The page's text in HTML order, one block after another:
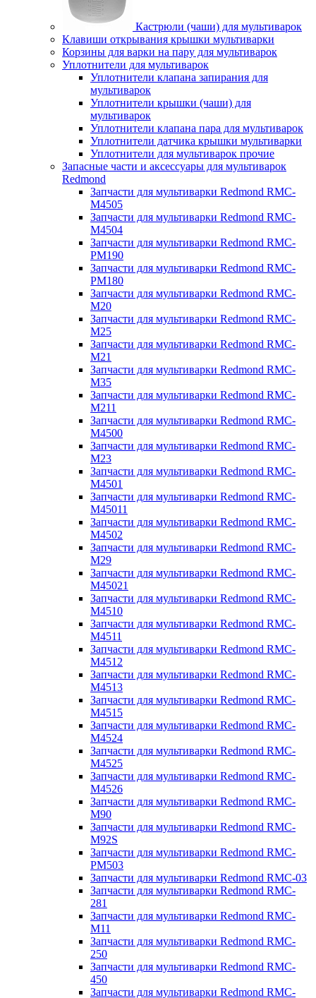
Кастрюли (чаши) для мультиварок
Клавиши открывания крышки мультиварки
Корзины для варки на пару для мультиварок
Уплотнители для мультиварок
Уплотнители клапана запирания для
мультиварок
Уплотнители крышки (чаши) для
мультиварок
Уплотнители клапана пара для мультиварок
Уплотнители датчика крышки мультиварки
Уплотнители для мультиварок прочие
Запасные части и аксессуары для мультиварок
Redmond
Запчасти для мультиварки Redmond RMC-
M4505
Запчасти для мультиварки Redmond RMC-
M4504
Запчасти для мультиварки Redmond RMC-
PM190
Запчасти для мультиварки Redmond RMC-
PM180
Запчасти для мультиварки Redmond RMC-
M20
Запчасти для мультиварки Redmond RMC-
M25
Запчасти для мультиварки Redmond RMC-
M21
Запчасти для мультиварки Redmond RMC-
M35
Запчасти для мультиварки Redmond RMC-
M211
Запчасти для мультиварки Redmond RMC-
M4500
Запчасти для мультиварки Redmond RMC-
M23
Запчасти для мультиварки Redmond RMC-
M4501
Запчасти для мультиварки Redmond RMC-
M45011
Запчасти для мультиварки Redmond RMC-
M4502
Запчасти для мультиварки Redmond RMC-
M29
Запчасти для мультиварки Redmond RMC-
M45021
Запчасти для мультиварки Redmond RMC-
M4510
Запчасти для мультиварки Redmond RMC-
M4511
Запчасти для мультиварки Redmond RMC-
M4512
Запчасти для мультиварки Redmond RMC-
M4513
Запчасти для мультиварки Redmond RMC-
M4515
Запчасти для мультиварки Redmond RMC-
M4524
Запчасти для мультиварки Redmond RMC-
M4525
Запчасти для мультиварки Redmond RMC-
M4526
Запчасти для мультиварки Redmond RMC-
M90
Запчасти для мультиварки Redmond RMC-
M92S
Запчасти для мультиварки Redmond RMC-
PM503
Запчасти для мультиварки Redmond RMC-03
Запчасти для мультиварки Redmond RMC-
281
Запчасти для мультиварки Redmond RMC-
M11
Запчасти для мультиварки Redmond RMC-
250
Запчасти для мультиварки Redmond RMC-
450
Запчасти для мультиварки Redmond RMC-